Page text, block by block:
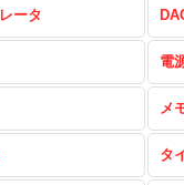
ータ
電
メ
タ